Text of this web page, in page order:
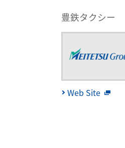
豊鉄タクシー
Web Site